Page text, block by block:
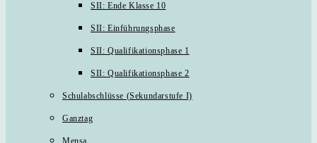
SII: Ende Klasse 10
SII: Einführungsphase
SII: Qualifikationsphase 1
SII: Qualifikationsphase 2
Schulabschlüsse (Sekundarstufe I)
Ganztag
Mensa